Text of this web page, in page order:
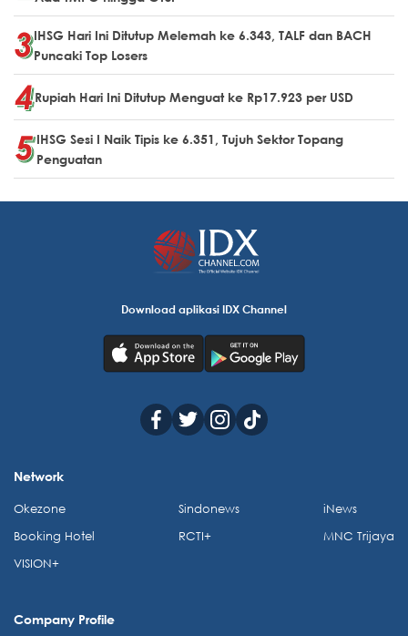
IHSG Hari Ini Ditutup Melemah ke 6.343, TALF dan BACH
Puncaki Top Losers
Rupiah Hari Ini Ditutup Menguat ke Rp17.923 per USD
IHSG Sesi I Naik Tipis ke 6.351, Tujuh Sektor Topang
Penguatan
Download aplikasi IDX Channel
Network
Okezone
Booking Hotel
VISION+
Sindonews
RCTI+
iNews
MNC Trijaya
Company Profile